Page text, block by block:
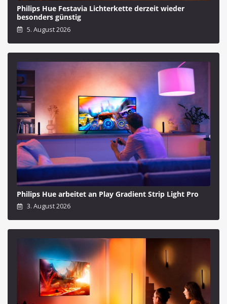
Philips Hue Festavia Lichterkette derzeit wieder
besonders günstig
5. August 2026
Philips Hue arbeitet an Play Gradient Strip Light Pro
3. August 2026